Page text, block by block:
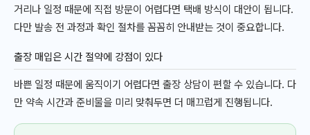
거리나 일정 때문에 직접 방문이 어렵다면 택배 방식이 대안이 됩니다.
다만 발송 전 과정과 확인 절차를 꼼꼼히 안내받는 것이 중요합니다.
출장 매입은 시간 절약에 강점이 있다
바쁜 일정 때문에 움직이기 어렵다면 출장 상담이 편할 수 있습니다. 다
만 약속 시간과 준비물을 미리 맞춰두면 더 매끄럽게 진행됩니다.